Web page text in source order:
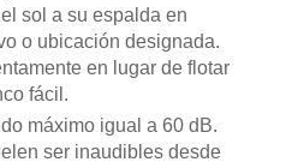
sol a su espalda en
o ubicación designada.
en lugar de flotar
fácil.
máximo igual a 60 dB.
ser inaudibles desde